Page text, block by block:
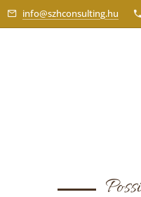
info@szhconsulting.hu